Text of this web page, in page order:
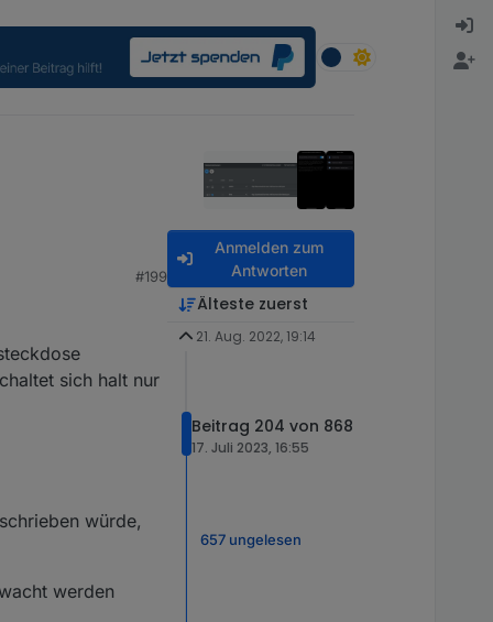
#199
sich halt nur
würde,
werden
Anmelden zum
Antworten
Älteste zuerst
21. Aug. 2022, 19:14
Beitrag 204 von 868
17. Juli 2023, 16:55
657 ungelesen